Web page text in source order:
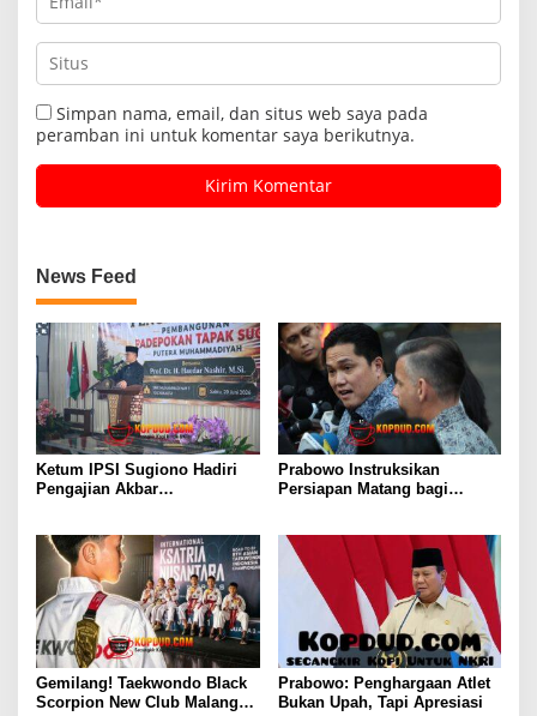
Simpan nama, email, dan situs web saya pada
peramban ini untuk komentar saya berikutnya.
News Feed
Ketum IPSI Sugiono Hadiri
Pengajian Akbar
Prabowo Instruksikan
Persiapan Matang bagi
Gemilang! Taekwondo Black
Scorpion New Club Malang
Prabowo: Penghargaan Atlet
Bukan Upah, Tapi Apresiasi